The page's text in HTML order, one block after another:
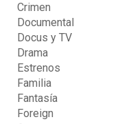
Crimen
Documental
Docus y TV
Drama
Estrenos
Familia
Fantasía
Foreign